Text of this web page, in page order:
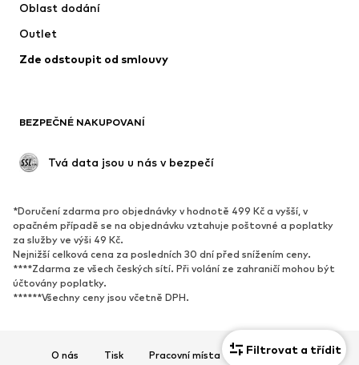
Filtrovat a třídit
Spodní prádlo
Kabáty
Plavky
Upcyklace
Nové
Oblíbené
Tenisky
Lodičky & boty na podpatku
Kozačky
Sandály
Domácí obuv
Exkluzivně
Oblast dodání
Outlet
Zde odstoupit od smlouvy
BEZPEČNÉ NAKUPOVANÍ
Tvá data jsou u nás v bezpečí
*Doručení zdarma pro objednávky v hodnotě 499 Kč a vyšší, v
opačném případě se na objednávku vztahuje poštovné a poplatky
za služby ve výši 49 Kč.
Nejnižší celková cena za posledních 30 dní před snížením ceny.
****Zdarma ze všech českých sítí. Při volání ze zahraničí mohou být
účtovány poplatky.
******Všechny ceny jsou včetně DPH.
O nás Tisk Pracovní místa Ochrana dat